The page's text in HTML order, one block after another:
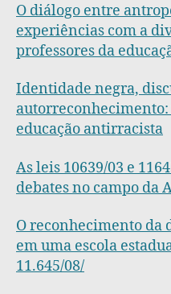
O diálogo entre
experiências com a
professores da
Identidade negra,
educação antirracista
As leis 10639/03 e
debates no campo da
O reconhecimento
em uma escola
11.645/08/